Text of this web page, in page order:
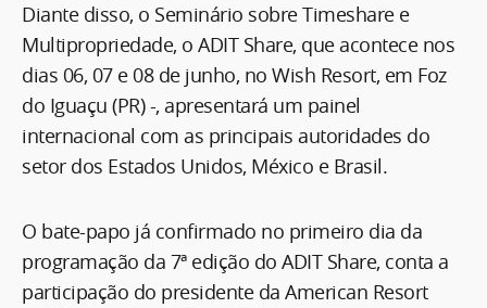
Diante disso, o Seminário sobre Timeshare e
Multipropriedade, o ADIT Share, que acontece nos
dias 06, 07 e 08 de junho, no Wish Resort, em Foz
do Iguaçu (PR) -, apresentará um painel
internacional com as principais autoridades do
setor dos Estados Unidos, México e Brasil.
O bate-papo já confirmado no primeiro dia da
programação da 7ª edição do ADIT Share, conta a
participação do presidente da American Resort